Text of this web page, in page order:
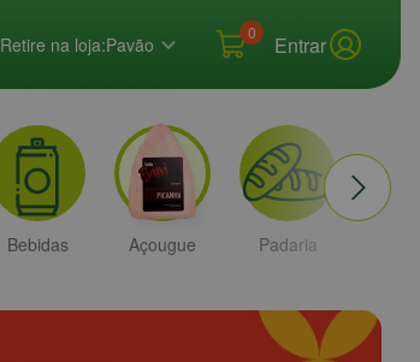
Retire na loja:Pavão
0 Entrar
Bebidas Açougue Padaria